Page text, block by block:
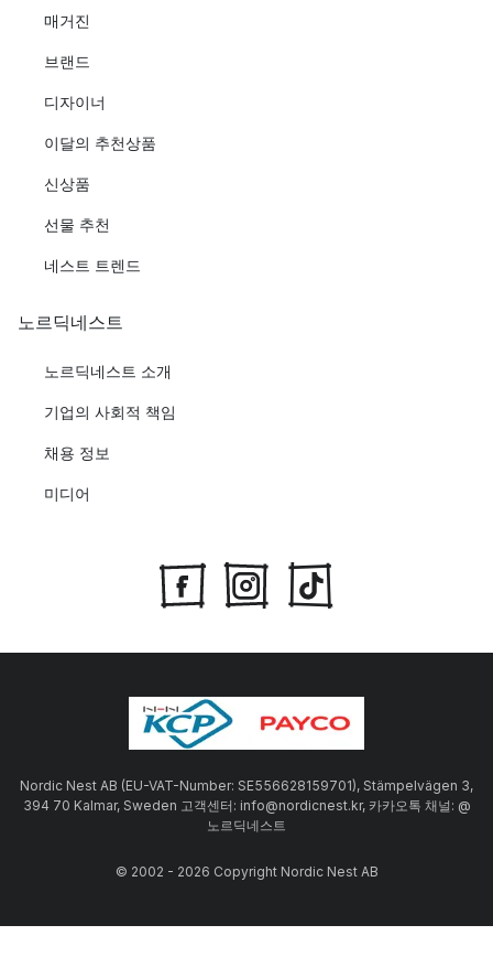
매거진
브랜드
디자이너
이달의 추천상품
신상품
선물 추천
네스트 트렌드
노르딕네스트
노르딕네스트 소개
기업의 사회적 책임
채용 정보
미디어
Nordic Nest AB (EU-VAT-Number: SE556628159701), Stämpelvägen 3,
394 70 Kalmar, Sweden 고객센터: info@nordicnest.kr, 카카오톡 채널: @
노르딕네스트
© 2002 - 2026 Copyright Nordic Nest AB